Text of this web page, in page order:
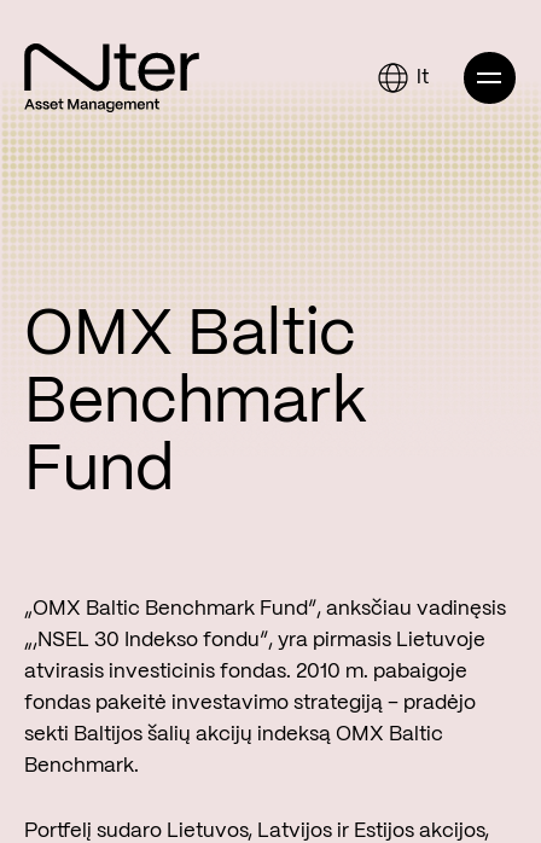
lt
OMX Baltic
Benchmark
Fund
„OMX Baltic Benchmark Fund“, anksčiau vadinęsis
„,NSEL 30 Indekso fondu“, yra pirmasis Lietuvoje
atvirasis investicinis fondas. 2010 m. pabaigoje
fondas pakeitė investavimo strategiją – pradėjo
sekti Baltijos šalių akcijų indeksą OMX Baltic
Benchmark.
Portfelį sudaro Lietuvos, Latvijos ir Estijos akcijos,